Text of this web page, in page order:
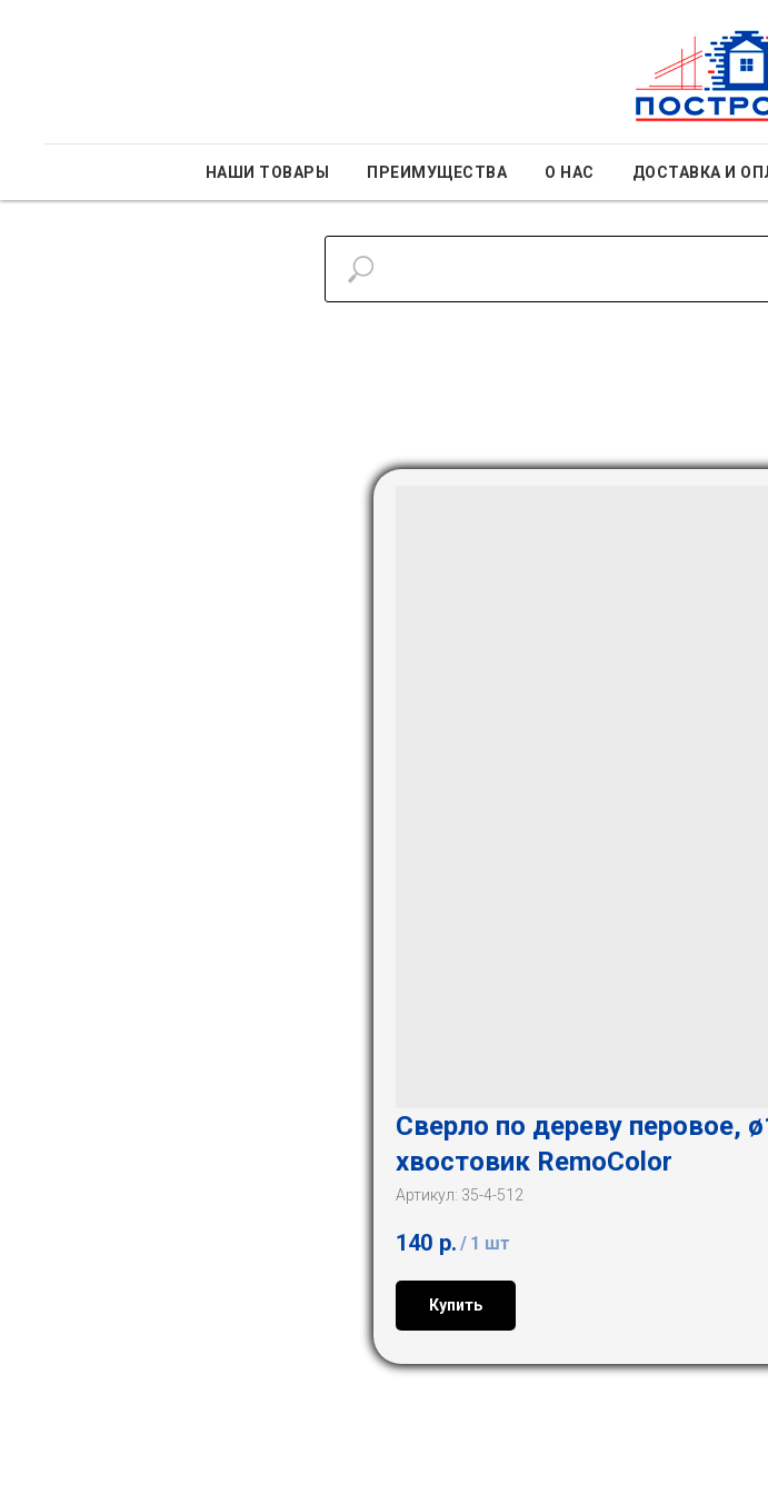
НАШИ ТОВАРЫ ПРЕИМУЩЕСТВА О НАС ДОСТАВКА И
Сверло по дереву перовое,
хвостовик RemoColor
Артикул: 35-4-512
140 р. / 1 шт
Купить